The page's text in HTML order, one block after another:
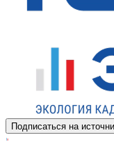
Подписаться на